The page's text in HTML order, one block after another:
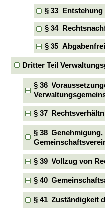
§ 33 Entstehung
§ 34
§ 35
Dritter Teil
§ 36
§ 37
§ 38
§ 39 Vollzug von
§ 40
§ 41 Zuständigkeit